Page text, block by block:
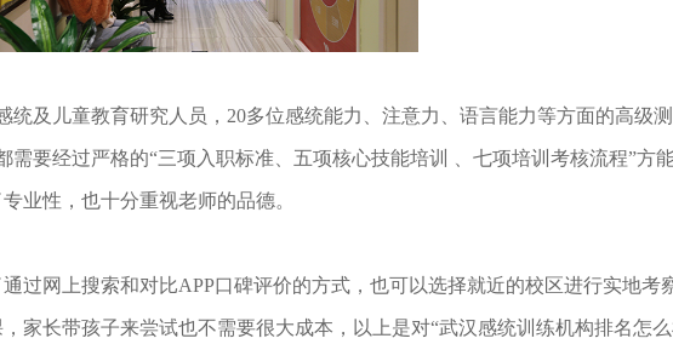
及儿童教育研究人员，20多位感统能力、注意力、语言能力等方面的高级
需要经过严格的“三项入职标准、五项核心技能培训 、七项培训考核流程”方
业性，也十分重视老师的品德。
网上搜索和对比APP口碑评价的方式，也可以选择就近的校区进行实地考
家长带孩子来尝试也不需要很大成本，以上是对“武汉感统训练机构排名怎